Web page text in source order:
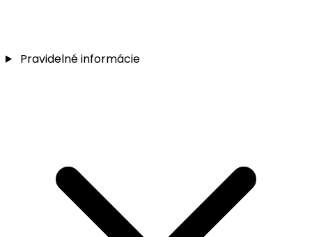
Pravidelné informácie